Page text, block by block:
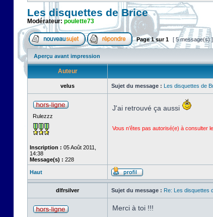
Les disquettes de Brice
Modérateur: poulette73
Page1sur1 [ 5 message(s) ]
Aperçu avant impression
Auteur
velus Sujet du message : Les disquettes de
Rulezzz
Inscription : 05 Août 2011,
14:38
Message(s) : 228
J'ai retrouvé ça aussi
Vous n’êtes pas autorisé(e) à consulter
Haut
dlfrsilver Sujet du message : Re: Les disquettes
Merci à toi !!!